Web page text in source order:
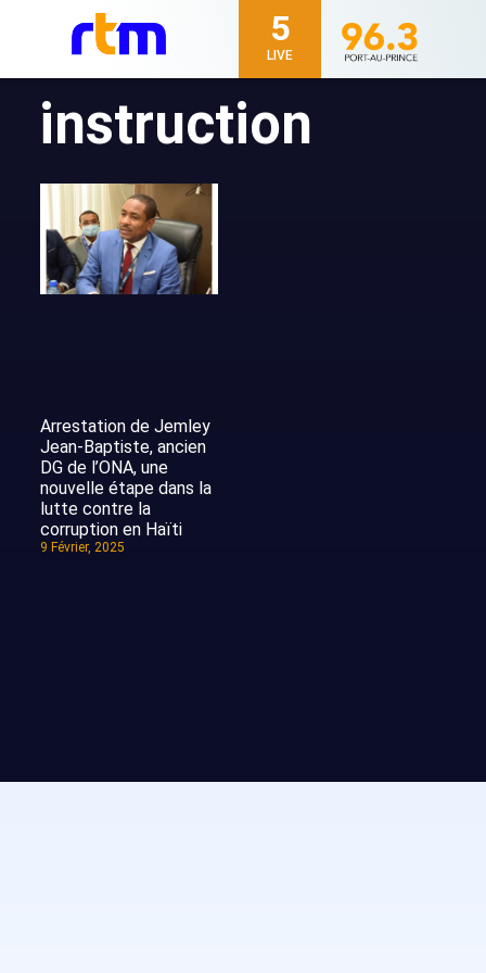
5
LIVE
instruction
Arrestation de Jemley
Jean-Baptiste, ancien
DG de l’ONA, une
nouvelle étape dans la
lutte contre la
corruption en Haïti
9 Février, 2025